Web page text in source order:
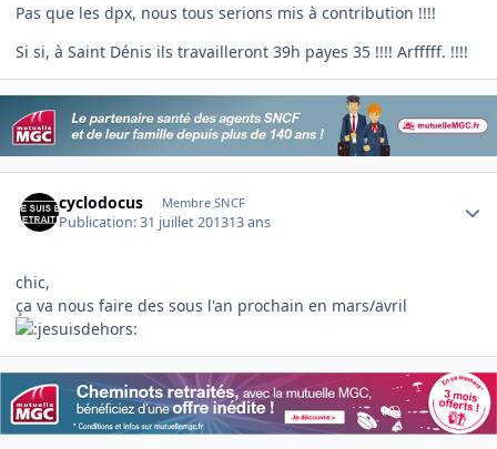
Pas que les dpx, nous tous serions mis à contribution !!!!
Si si, à Saint Dénis ils travailleront 39h payes 35 !!!! Arfffff. !!!!
cyclodocus Membre SNCF
Publication:31 juillet 201313 ans
chic,
ça va nous faire des sous l'an prochain en mars/avril